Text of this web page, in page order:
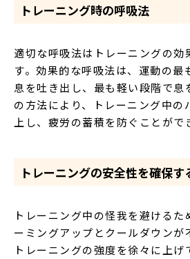
トレーニング時の呼吸法
適切な呼吸法はトレーニングの効
す。効果的な呼吸法は、運動の最
息を吐き出し、最も軽い段階で息
の方法により、トレーニング中の
上し、疲労の蓄積を防ぐことがで
トレーニングの安全性を確保す
トレーニング中の怪我を避けるた
ーミングアップとクールダウンが
トレーニングの強度を徐々に上げ